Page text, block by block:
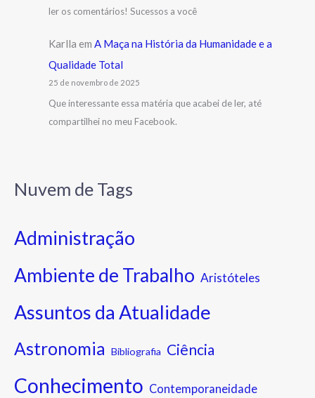
ler os comentários! Sucessos a você
Karlla em A Maça na História da Humanidade e a
Qualidade Total
25 de novembro de 2025
Que interessante essa matéria que acabei de ler, até
compartilhei no meu Facebook.
Nuvem de Tags
Administração
Ambiente de Trabalho Aristóteles
Assuntos da Atualidade
Astronomia Bibliografia Ciência
Conhecimento Contemporaneidade